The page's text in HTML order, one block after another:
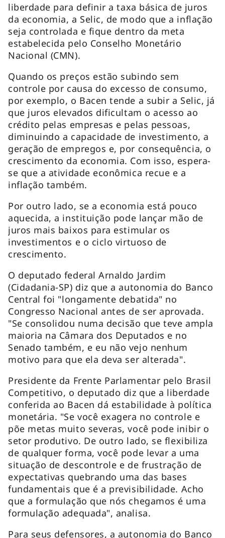
liberdade para definir a taxa básica de juros
da economia, a Selic, de modo que a inflação
seja controlada e fique dentro da meta
estabelecida pelo Conselho Monetário
Nacional (CMN).
Quando os preços estão subindo sem
controle por causa do excesso de consumo,
por exemplo, o Bacen tende a subir a Selic, já
que juros elevados dificultam o acesso ao
crédito pelas empresas e pelas pessoas,
diminuindo a capacidade de investimento, a
geração de empregos e, por consequência, o
crescimento da economia. Com isso, espera-
se que a atividade econômica recue e a
inflação também.
Por outro lado, se a economia está pouco
aquecida, a instituição pode lançar mão de
juros mais baixos para estimular os
investimentos e o ciclo virtuoso de
crescimento.
O deputado federal Arnaldo Jardim
(Cidadania-SP) diz que a autonomia do Banco
Central foi "longamente debatida" no
Congresso Nacional antes de ser aprovada.
"Se consolidou numa decisão que teve ampla
maioria na Câmara dos Deputados e no
Senado também, e eu não vejo nenhum
motivo para que ela deva ser alterada".
Presidente da Frente Parlamentar pelo Brasil
Competitivo, o deputado diz que a liberdade
conferida ao Bacen dá estabilidade à política
monetária. "Se você exagera no controle e
põe metas muito severas, você pode inibir o
setor produtivo. De outro lado, se flexibiliza
de qualquer forma, você pode levar a uma
situação de descontrole e de frustração de
expectativas quebrando uma das bases
fundamentais que é a previsibilidade. Acho
que a formulação que nós chegamos é uma
formulação adequada", analisa.
Para seus defensores, a autonomia do Banco